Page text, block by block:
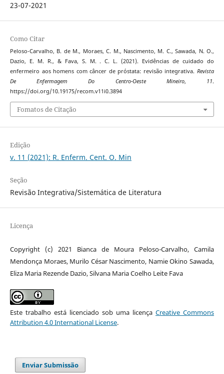
23-07-2021
Como Citar
Peloso-Carvalho, B. de M., Moraes, C. M., Nascimento, M. C., Sawada, N. O.,
Dazio, E. M. R., & Fava, S. M. . C. L. (2021). Evidências de cuidado do
enfermeiro aos homens com câncer de próstata: revisão integrativa.Revista
De Enfermagem Do Centro-Oeste Mineiro, 11.
https://doi.org/10.19175/recom.v11i0.3894
Fomatos de Citação
Edição
v. 11 (2021): R. Enferm. Cent. O. Min
Seção
Revisão Integrativa/Sistemática de Literatura
Licença
Copyright (c) 2021 Bianca de Moura Peloso-Carvalho, Camila
Mendonça Moraes, Murilo César Nascimento, Namie Okino Sawada,
Eliza Maria Rezende Dazio, Silvana Maria Coelho Leite Fava
Este trabalho está licenciado sob uma licençaCreative Commons
Attribution 4.0 International License.
Enviar Submissão